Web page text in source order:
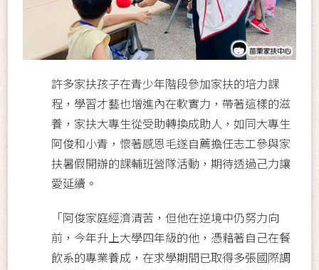
許多家扶孩子在青少年階段參加家扶的培力課
程，學習才藝也增進內在軟實力，帶著這樣的滋
養，家扶大專生從受助轉換成助人，如同大專生
阿俊和小青，懷著感恩毛遂自薦擔任志工參與家
扶暑假開辦的課輔班營隊活動，期待透過己力讓
愛延續。
「阿俊家庭經濟清苦，但他在逆境中仍努力向
前，今年升上大學四年級的他，憑藉著自己在餐
飲系的專業養成，在求學期間已取得多張國際調